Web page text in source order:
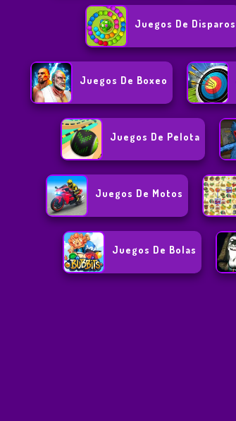
Juegos De Disparos
Juegos De Boxeo
Juegos De Pelota
Juegos De Motos
Juegos De Bolas